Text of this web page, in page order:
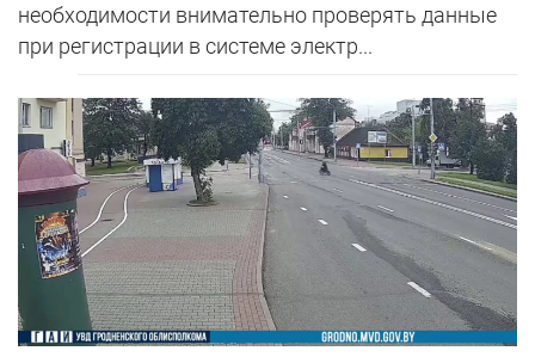
необходимости внимательно проверять данные
при регистрации в системе электр...